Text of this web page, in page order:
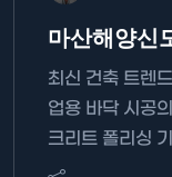
마산해양신
최신 건축 트렌
업용 바닥 시공
크리트 폴리싱